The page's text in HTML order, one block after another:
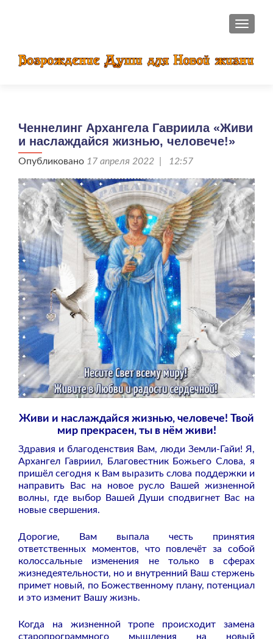
Ченнелинг Архангела Гавриила «Живи
и наслаждайся жизнью, человече!»
Опубликовано 17 апреля 2022 | 12:57
Живи и наслаждайся жизнью, человече! Твой
мир прекрасен, ты в нём живи!
Здравия и благоденствия Вам, люди Земли-Гайи! Я,
Архангел Гавриил, Благовестник Божьего Слова, я
пришёл сегодня к Вам выразить слова поддержки и
направить Вас на новое русло Вашей жизненной
волны, где выбор Вашей Души сподвигнет Вас на
новые свершения.
Дорогие, Вам выпала честь принятия
ответственных моментов, что повлечёт за собой
колоссальные изменения не только в сферах
жизнедеятельности, но и внутренний Ваш стержень
примет новый, по Божественному плану, потенциал
и это изменит Вашу жизнь.
Когда на жизненной тропе происходит замена
старопрограммного мышления на новый